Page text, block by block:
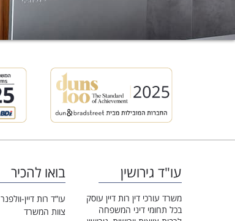
עו"ד גירושין
משרד עורכי דין רות דיין עוסק
בכל תחומי דיני המשפחה
בואו להכיר
עו”ד רות דיין-וולפנר
צוות המשרד